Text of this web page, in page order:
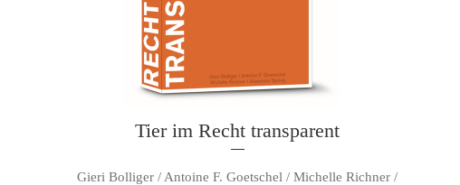
Tier im Recht transparent
Gieri Bolliger / Antoine F. Goetschel / Michelle Richner /